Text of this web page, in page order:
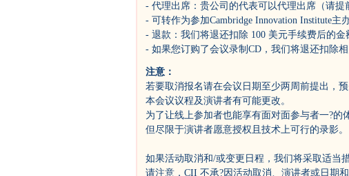
- 代理出席：贵公司的代表可以代理出席（请提
- 可转作为参加Cambridge Innovation Institute主
- 退款：我们将退还扣除 100 美元手续费后的金
- 如果您订购了会议录制CD，我们将退还扣除相
注意：
若要取消报名请在会议日期至少两周前提出，
本会议议程及演讲者有可能更改。
为了让线上参加者也能享有面对面参与者一?的
但尽限于演讲者愿意授权且技术上可行的录影。
如果活动取消和/或变更日程，我们将采取适当
请注意，CII 不承?因活动取消、演讲者或日期